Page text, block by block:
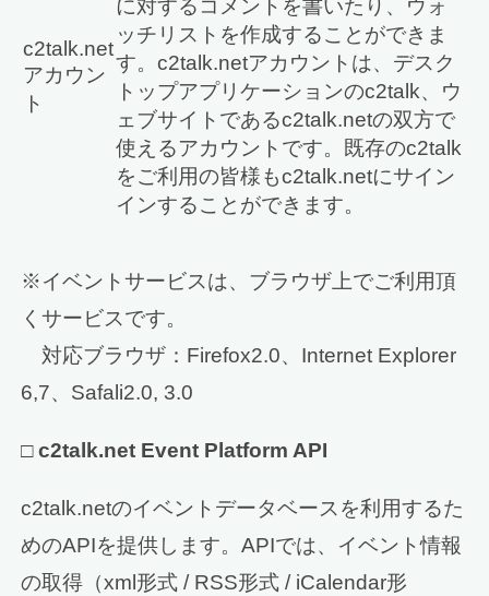
c2talk.net
アカウン
ト
に対するコメントを書いたり、ウォ
ッチリストを作成することができま
す。c2talk.netアカウントは、デスク
トップアプリケーションのc2talk、ウ
ェブサイトであるc2talk.netの双方で
使えるアカウントです。既存のc2talk
をご利用の皆様もc2talk.netにサイン
インすることができます。
※イベントサービスは、ブラウザ上でご利用頂
くサービスです。
対応ブラウザ：Firefox2.0、Internet Explorer
6,7、Safali2.0, 3.0
□c2talk.net Event Platform API
c2talk.netのイベントデータベースを利用するた
めのAPIを提供します。APIでは、イベント情報
の取得（xml形式 / RSS形式 / iCalendar形